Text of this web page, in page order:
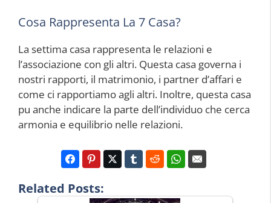
Cosa Rappresenta La 7 Casa?
La settima casa rappresenta le relazioni e
l’associazione con gli altri. Questa casa governa i
nostri rapporti, il matrimonio, i partner d’affari e
come ci rapportiamo agli altri. Inoltre, questa casa
pu anche indicare la parte dell’individuo che cerca
armonia e equilibrio nelle relazioni.
Related Posts: